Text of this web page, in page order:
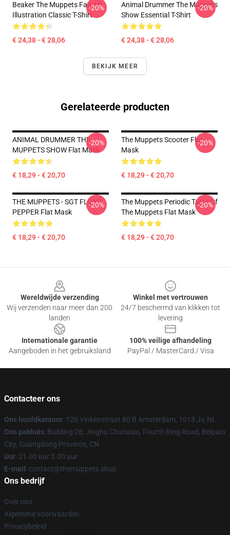
Beaker The Muppets Fan Art
Illustration Classic T-Shirt
€ 24,38 - € 28,06
-20%
Animal Drummer The Muppets
Show Essential T-Shirt
€ 24,38 - € 28,06
-20%
BEKIJK MEER
Gerelateerde producten
ANIMAL DRUMMER THE
MUPPETS SHOW Flat Mask
€ 18,29 - € 20,70
-20%
The Muppets Scooter Flat
Mask
€ 18,29 - € 20,70
-20%
THE MUPPETS - SGT FLOYD
PEPPER Flat Mask
€ 18,29 - € 20,70
-20%
The Muppets Periodic Table Of
The Muppets Flat Mask
€ 18,29 - € 20,70
-20%
Wereldwijde verzending
Wij verzenden naar meer dan 200
landen
Winkel met vertrouwen
24/7 beschermd van klikken tot
levering
Internationale garantie
Aangeboden in het gebruiksland
100% veilige afhandeling
PayPal / MasterCard / Visa
Contacteer ons
Ons hoofdkantoor: 120 Vinkenstraat 80 B Amsterdam, 1013 Jv, NL
Ons pakhuis: Building 28, Jinghu Chunxiao, Fourth Ring Road, Beipiao
City, Guangdong Province, CN
Uur: 21.00 uur 5.00 uur
E-mail : contact@themuppets.shop
Ons bedrijf
Over ons
Algemene voorwaarden
Privacybeleid